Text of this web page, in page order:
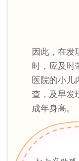
因此，在发
时，应及时
医院的小儿
查，及早发
成年身高。